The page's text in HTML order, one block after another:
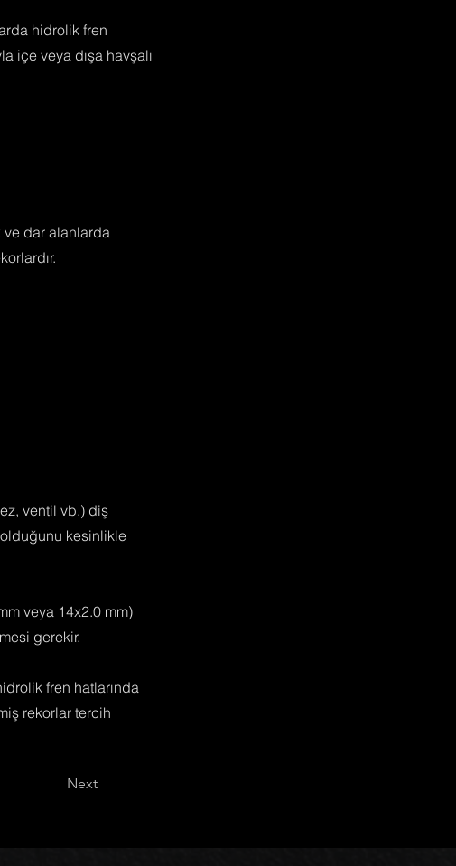
hidrolik fren
içe veya dışa havşalı
ve dar alanlarda
ventil vb.) diş
olduğunu kesinlikle
veya 14x2.0 mm)
gerekir.
fren hatlarında
rekorlar tercih
Next